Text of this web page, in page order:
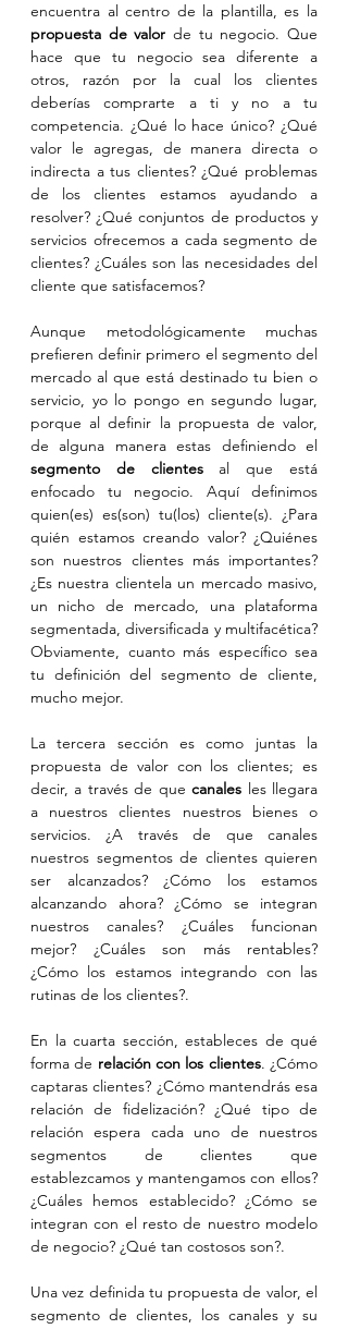
propuesta de valor de tu negocio. Que
hace que tu negocio sea diferente a
otros, razón por la cual los clientes
deberías comprarte a ti y no a tu
competencia. ¿Qué lo hace único? ¿Qué
valor le agregas, de manera directa o
indirecta a tus clientes? ¿Qué problemas
de los clientes estamos ayudando a
resolver? ¿Qué conjuntos de productos y
servicios ofrecemos a cada segmento de
clientes? ¿Cuáles son las necesidades del
cliente que satisfacemos?
Aunque metodológicamente muchas
prefieren definir primero el segmento del
mercado al que está destinado tu bien o
servicio, yo lo pongo en segundo lugar,
porque al definir la propuesta de valor,
segmento de clientes al que está
enfocado tu negocio. Aquí definimos
quien(es) es(son) tu(los) cliente(s). ¿Para
quién estamos creando valor? ¿Quiénes
son nuestros clientes más importantes?
¿Es nuestra clientela un mercado masivo,
un nicho de mercado, una plataforma
segmentada, diversificada y multifacética?
Obviamente, cuanto más específico sea
tu definición del segmento de cliente,
mucho mejor.
La tercera sección es como juntas la
propuesta de valor con los clientes; es
decir, a través de que canales les llegara
a nuestros clientes nuestros bienes o
servicios. ¿A través de que canales
nuestros segmentos de clientes quieren
ser alcanzados? ¿Cómo los estamos
alcanzando ahora? ¿Cómo se integran
nuestros canales? ¿Cuáles funcionan
mejor? ¿Cuáles son más rentables?
¿Cómo los estamos integrando con las
rutinas de los clientes?.
En la cuarta sección, estableces de qué
forma de relación con los clientes. ¿Cómo
captaras clientes? ¿Cómo mantendrás esa
relación de fidelización? ¿Qué tipo de
relación espera cada uno de nuestros
segmentos de clientes que
establezcamos y mantengamos con ellos?
¿Cuáles hemos establecido? ¿Cómo se
integran con el resto de nuestro modelo
de negocio? ¿Qué tan costosos son?.
Una vez definida tu propuesta de valor, el
segmento de clientes, los canales y su